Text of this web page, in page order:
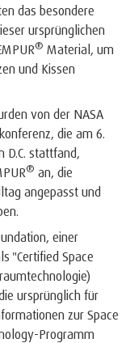
das besondere
ursprünglichen
® Material, um
und Kissen
von der NASA
die am 6.
D.C. stattfand,
® an, die
angepasst und
einer
"Certified Space
ursprünglich für
zur Space
Programm